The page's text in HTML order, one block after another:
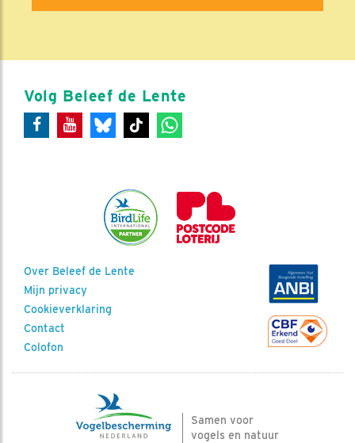
Volg Beleef de Lente
Over Beleef de Lente
Mijn privacy
Cookieverklaring
Contact
Colofon
Samen voor
vogels en natuur